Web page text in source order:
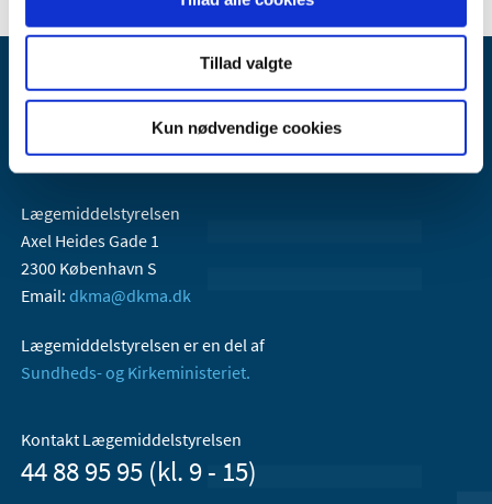
Tillad valgte
Kun nødvendige cookies
Lægemiddelstyrelsen
Axel Heides Gade 1
2300 København S
Email: dkma@dkma.dk
Lægemiddelstyrelsen er en del af
Sundheds- og Kirkeministeriet.
Kontakt Lægemiddelstyrelsen
44 88 95 95 (kl. 9 - 15)